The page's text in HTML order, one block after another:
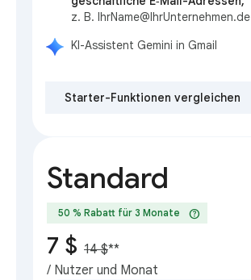
z. B. IhrName@IhrUnternehmen.de
KI-Assistent Gemini in Gmail
Starter-Funktionen vergleichen
Standard
50 % Rabatt für 3 Monate help
7 $ 14 $**
/ Nutzer und Monat